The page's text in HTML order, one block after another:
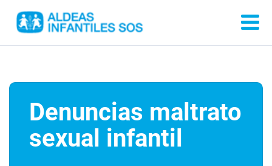
Denuncias maltrato
sexual infantil